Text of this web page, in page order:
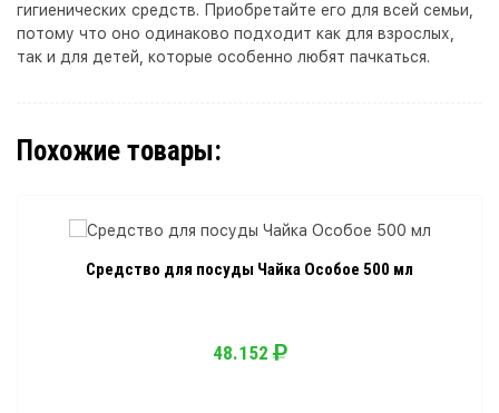
гигиенических средств. Приобретайте его для всей семьи,
потому что оно одинаково подходит как для взрослых,
так и для детей, которые особенно любят пачкаться.
Похожие товары:
Средство для посуды Чайка Особое 500 мл
48.152